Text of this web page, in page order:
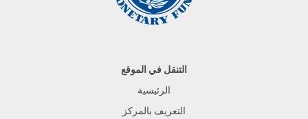
التنقل في الموقع
الرئيسية
التعريف بالمركز